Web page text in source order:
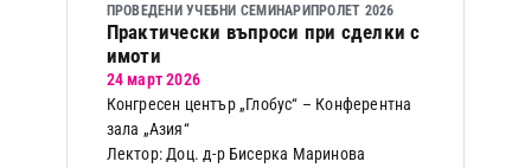
ПРОВЕДЕНИ УЧЕБНИ СЕМИНАРИПРОЛЕТ 2026
Практически въпроси при сделки с
имоти
24 март 2026
Конгресен център „Глобус“ – Конферентна
зала „Азия“
Лектор: Доц. д-р Бисерка Маринова